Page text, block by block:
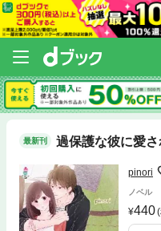
最新刊 過保護な彼に愛さ
pinori
ノベル
440